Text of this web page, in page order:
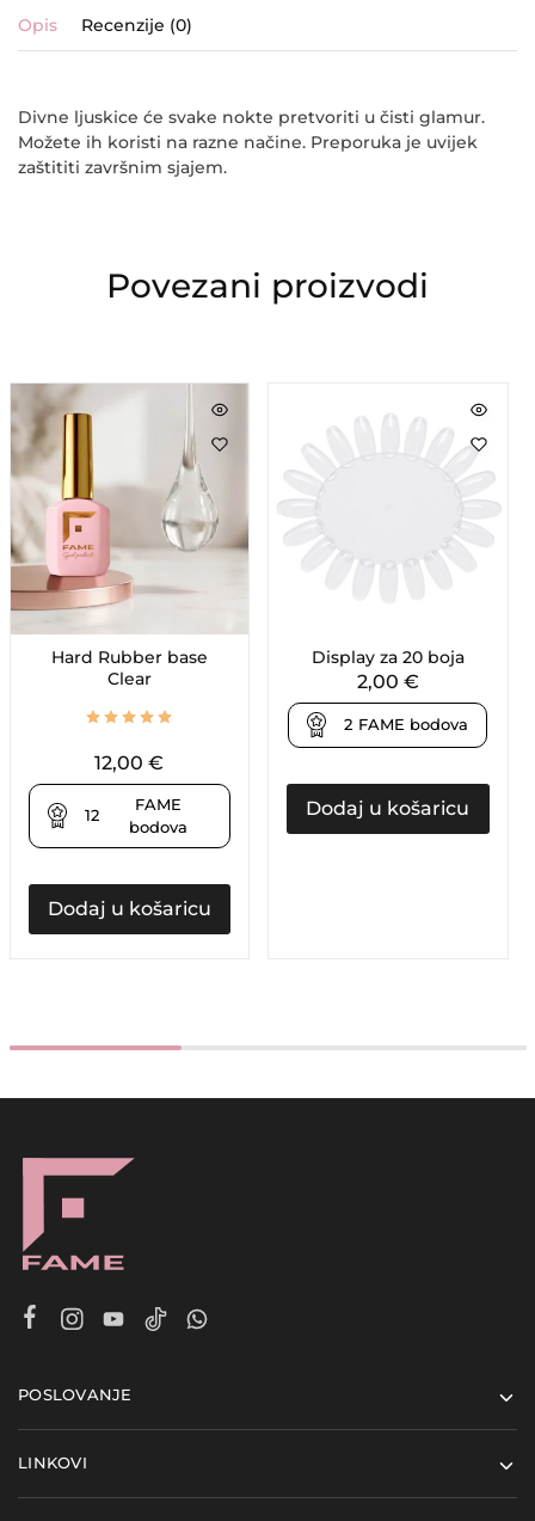
Opis Recenzije (0)
Divne ljuskice će svake nokte pretvoriti u čisti glamur.
Možete ih koristi na razne načine. Preporuka je uvijek
zaštititi završnim sjajem.
Povezani proizvodi
Hard Rubber base
Clear
12,00€
12
FAME
bodova
Dodaj u košaricu
Display za 20 boja
2,00 €
2 FAME bodova
Dodaj u košaricu
POSLOVANJE
LINKOVI